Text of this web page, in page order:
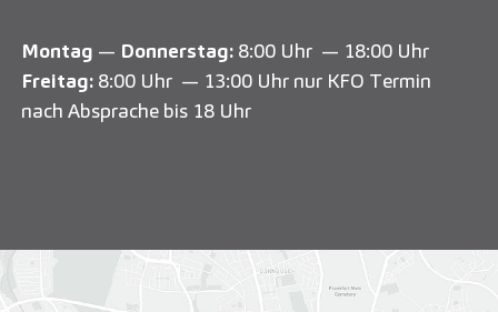
Montag — Donnerstag: 8:00 Uhr — 18:00 Uhr
Freitag: 8:00 Uhr — 13:00 Uhr nur KFO Termin
nach Absprache bis 18 Uhr